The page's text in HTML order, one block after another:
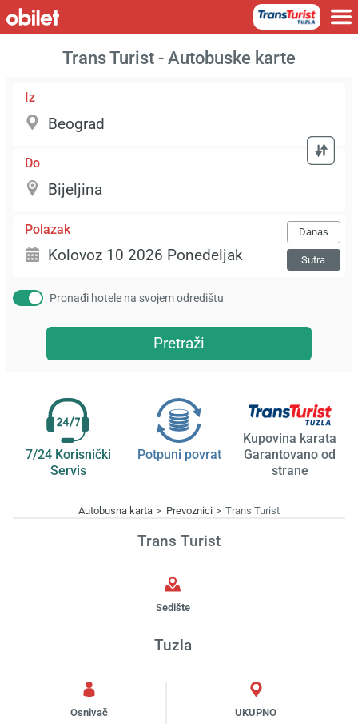
Trans Turist - Autobuske karte
Iz
Do
Polazak Danas
Sutra
Pronađi hotele na svojem odredištu
Pretraži
7/24 Korisnički
Servis
Potpuni povrat
Kupovina karata
Garantovano od
strane
Autobusna karta Prevoznici Trans Turist
Trans Turist
Sedište
Tuzla
Osnivač UKUPNO